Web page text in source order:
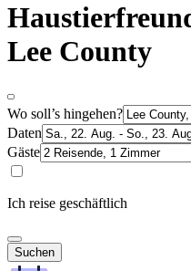
Lee County
Wo soll’s hingehen?
Daten
Gäste
Ich reise geschäftlich
Suchen